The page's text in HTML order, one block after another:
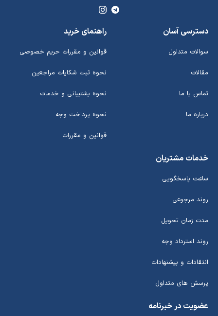
دسترسی آسان
سوالات متداول
مقالات
تماس با ما
درباره ما
راهنمای خرید
قوانین و مقررات حریم خصوصی
نحوه ثبت شکایات مراجعین
نحوه پشتیبانی و خدمات
نحوه پرداخت وجه
قوانین و مقررات
خدمات مشتریان
ساعت پاسخگویی
روند مرجوعی
مدت زمان تحویل
روند استرداد وجه
انتقادات و پیشنهادات
پرسش های متداول
عضویت در خبرنامه